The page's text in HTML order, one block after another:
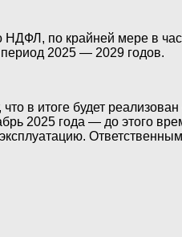
НДФЛ, по крайней мере в
2025 — 2029 годов.
в итоге будет
2025 года — до этого